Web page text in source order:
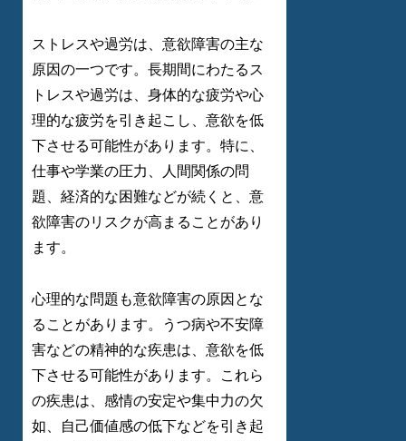
ストレスや過労は、意欲障害の主な
原因の一つです。長期間にわたるス
トレスや過労は、身体的な疲労や心
理的な疲労を引き起こし、意欲を低
下させる可能性があります。特に、
仕事や学業の圧力、人間関係の問
題、経済的な困難などが続くと、意
欲障害のリスクが高まることがあり
ます。
心理的な問題も意欲障害の原因とな
ることがあります。うつ病や不安障
害などの精神的な疾患は、意欲を低
下させる可能性があります。これら
の疾患は、感情の安定や集中力の欠
如、自己価値感の低下などを引き起